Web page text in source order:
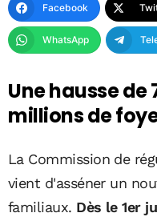
Facebook
WhatsApp
Une hausse de
millions de
La Commission de
vient d'asséner un
familiaux. Dès le 1er